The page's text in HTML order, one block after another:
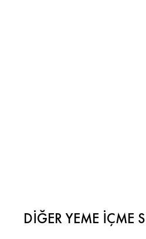
DIĞER YEME İÇME